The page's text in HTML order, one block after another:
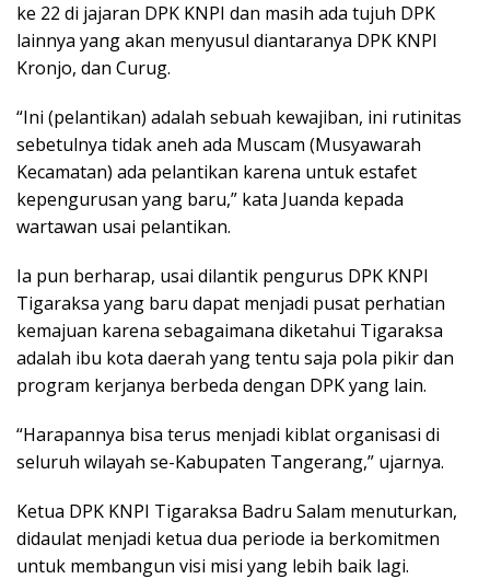
ke 22 di jajaran DPK KNPI dan masih ada tujuh DPK
lainnya yang akan menyusul diantaranya DPK KNPI
Kronjo, dan Curug.
“Ini (pelantikan) adalah sebuah kewajiban, ini rutinitas
sebetulnya tidak aneh ada Muscam (Musyawarah
Kecamatan) ada pelantikan karena untuk estafet
kepengurusan yang baru,” kata Juanda kepada
wartawan usai pelantikan.
Ia pun berharap, usai dilantik pengurus DPK KNPI
Tigaraksa yang baru dapat menjadi pusat perhatian
kemajuan karena sebagaimana diketahui Tigaraksa
adalah ibu kota daerah yang tentu saja pola pikir dan
program kerjanya berbeda dengan DPK yang lain.
“Harapannya bisa terus menjadi kiblat organisasi di
seluruh wilayah se-Kabupaten Tangerang,” ujarnya.
Ketua DPK KNPI Tigaraksa Badru Salam menuturkan,
didaulat menjadi ketua dua periode ia berkomitmen
untuk membangun visi misi yang lebih baik lagi.